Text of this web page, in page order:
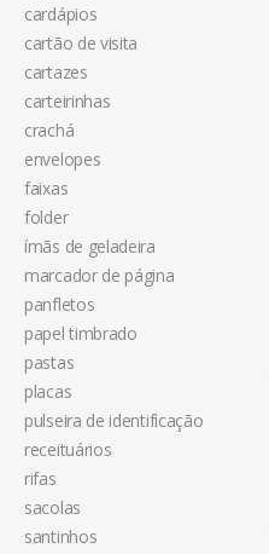
cardápios
cartão de visita
cartazes
carteirinhas
crachá
envelopes
faixas
folder
ímãs de geladeira
marcador de página
panfletos
papel timbrado
pastas
placas
pulseira de identificação
receituários
rifas
sacolas
santinhos